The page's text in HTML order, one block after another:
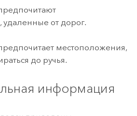
от дорог.
местоположения,
до ручья.
информация